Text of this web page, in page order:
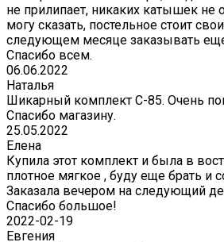
не прилипает, никаких катышек не
могу сказать, постельное стоит
следующем месяце заказывать
Спасибо всем.
06.06.2022
Наталья
Шикарный комплект C-85. Очень
Спасибо магазину.
25.05.2022
Елена
Купила этот комплект и была в
плотное мягкое , буду еще брать и
Заказала вечером на следующий
Спасибо большое!
2022-02-19
Евгения